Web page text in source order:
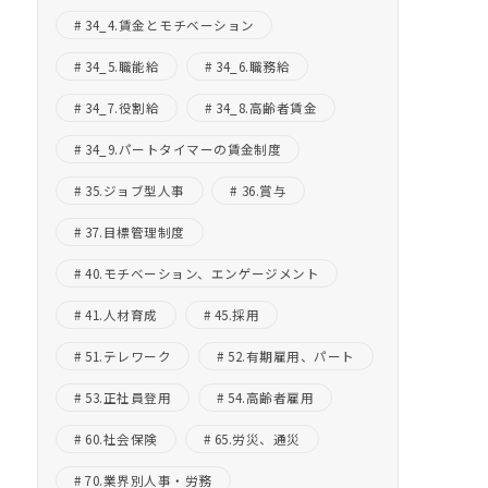
34_4.賃金とモチベーション
34_5.職能給 34_6.職務給
34_7.役割給 34_8.高齢者賃金
34_9.パートタイマーの賃金制度
35.ジョブ型人事 36.賞与
37.目標管理制度
40.モチベーション、エンゲージメント
41.人材育成 45.採用
51.テレワーク 52.有期雇用、パート
53.正社員登用 54.高齢者雇用
60.社会保険 65.労災、通災
70.業界別人事・労務